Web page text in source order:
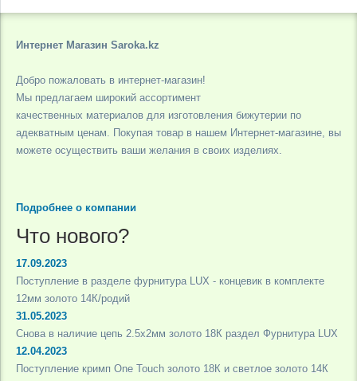
Интернет Магазин Saroka.kz
Добро пожаловать в интернет-магазин!
Мы предлагаем широкий ассортимент
качественных материалов для изготовления бижутерии по
адекватным ценам. Покупая товар в нашем Интернет-магазине, вы
можете осуществить ваши желания в своих изделиях.
Подробнее о компании
Что нового?
17.09.2023
Поступление в разделе фурнитура LUX - концевик в комплекте
12мм золото 14К/родий
31.05.2023
Снова в наличие цепь 2.5х2мм золото 18К раздел Фурнитура LUX
12.04.2023
Поступление кримп One Touch золото 18К и светлое золото 14К